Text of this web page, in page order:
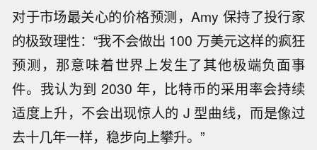
对于市场最关心的价格预测，Amy 保持了投行家
的极致理性：“我不会做出 100 万美元这样的疯狂
预测，那意味着世界上发生了其他极端负面事
件。我认为到 2030 年，比特币的采用率会持续
适度上升，不会出现惊人的 J 型曲线，而是像过
去十几年一样，稳步向上攀升。”